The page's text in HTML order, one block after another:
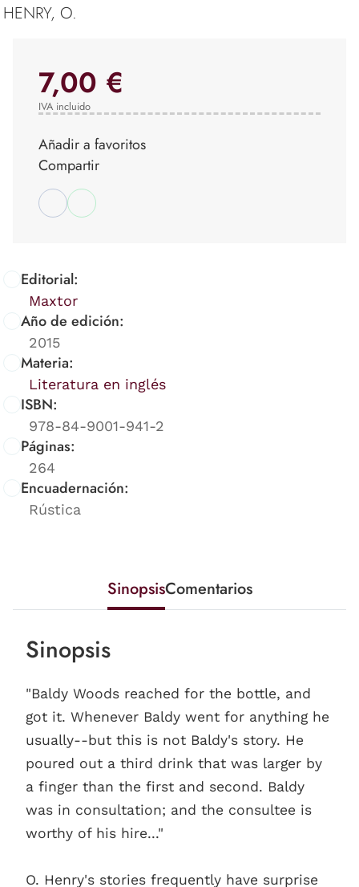
HENRY, O.
Editorial:
Maxtor
Año de edición:
2015
Materia:
Literatura en inglés
ISBN:
978-84-9001-941-2
Páginas:
264
Encuadernación:
Rústica
7,00 €
IVA incluido
Añadir a favoritos
Compartir
SinopsisComentarios
Sinopsis
"Baldy Woods reached for the bottle, and
got it. Whenever Baldy went for anything he
usually--but this is not Baldy's story. He
poured out a third drink that was larger by
a finger than the first and second. Baldy
was in consultation; and the consultee is
worthy of his hire..."
O. Henry's stories frequently have surprise